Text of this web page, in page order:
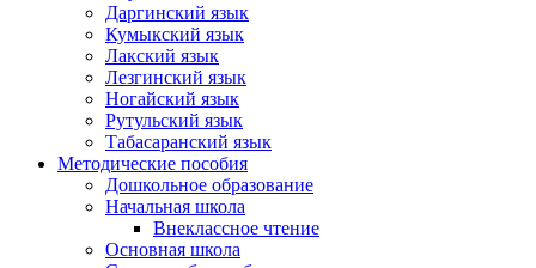
Даргинский язык
Кумыкский язык
Лакский язык
Лезгинский язык
Ногайский язык
Рутульский язык
Табасаранский язык
Методические пособия
Дошкольное образование
Начальная школа
Внеклассное чтение
Основная школа